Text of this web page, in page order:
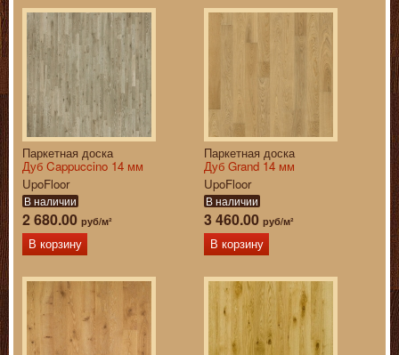
Паркетная доска
Дуб Cappuccino 14 мм
UpoFloor
В наличии
2 680.00 руб/м²
В корзину
Паркетная доска
Дуб Grand 14 мм
UpoFloor
В наличии
3 460.00 руб/м²
В корзину